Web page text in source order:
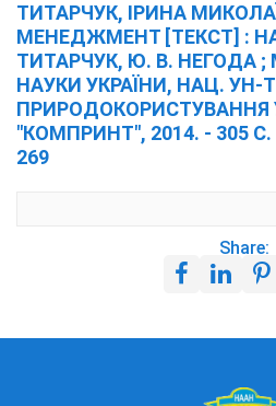
ТИТАРЧУК, ІРИНА
МЕНЕДЖМЕНТ [ТЕКСТ] :
ТИТАРЧУК, Ю. В. НЕГОДА ;
НАУКИ УКРАЇНИ, НАЦ. УН-Т
ПРИРОДОКОРИСТУВАННЯ
"КОМПРИНТ", 2014. - 305 С.
269
Share: